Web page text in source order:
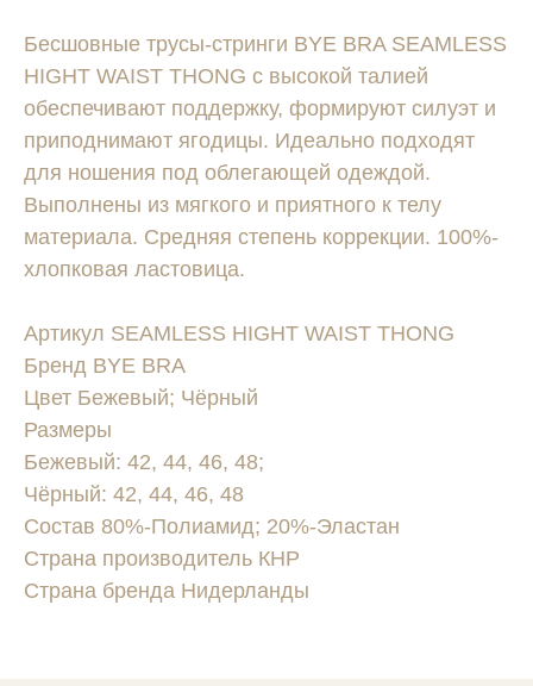
Бесшовные трусы-стринги BYE BRA SEAMLESS
HIGHT WAIST THONG с высокой талией
обеспечивают поддержку, формируют силуэт и
приподнимают ягодицы. Идеально подходят
для ношения под облегающей одеждой.
Выполнены из мягкого и приятного к телу
материала. Средняя степень коррекции. 100%-
хлопковая ластовица.
Артикул SEAMLESS HIGHT WAIST THONG
Бренд BYE BRA
Цвет Бежевый; Чёрный
Размеры
Бежевый: 42, 44, 46, 48;
Чёрный: 42, 44, 46, 48
Состав 80%-Полиамид; 20%-Эластан
Страна производитель КНР
Страна бренда Нидерланды